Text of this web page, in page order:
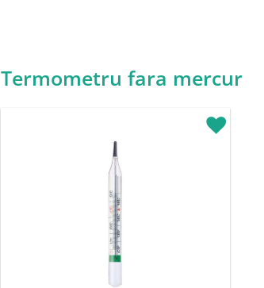
Termometru fara mercur